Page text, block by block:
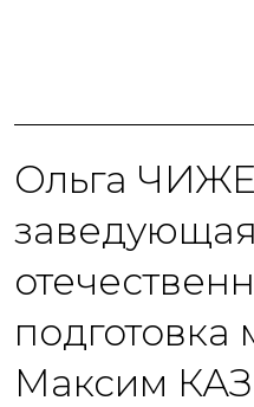
Ольга
подготовка
Максим